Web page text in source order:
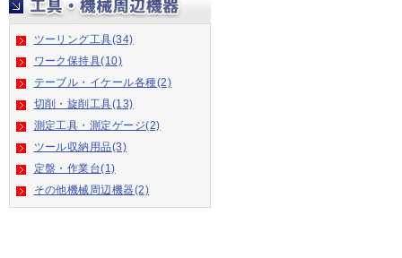
ツーリング工具(34)
ワーク保持具(10)
テーブル・イケール各種(2)
切削・旋削工具(13)
測定工具・測定ゲージ(2)
ツール収納用品(3)
定盤・作業台(1)
その他機械周辺機器(2)